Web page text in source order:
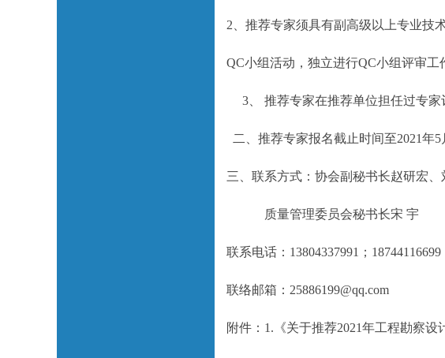
2、推荐专家须具有副高级以上专业技
QC小组活动，独立进行QC小组评审工
3、 推荐专家在推荐单位担任过专家
二、推荐专家报名截止时间至2021年5
三、联系方式：协会副秘书长赵研宏
质量管理委员会秘书长宋 宇
联系电话：13804337991；18744116699
联络邮箱：25886199@qq.com
附件：1.《关于推荐2021年工程勘察